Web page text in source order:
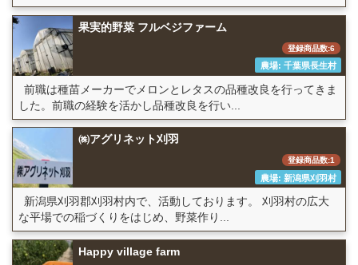
果実的野菜 フルベジファーム
登録商品数:6
農場: 千葉県長生村
前職は種苗メーカーでメロンとレタスの品種改良を行ってきま
した。前職の経験を活かし品種改良を行い...
㈱アグリネット刈羽
登録商品数:1
農場: 新潟県刈羽村
新潟県刈羽郡刈羽村内で、活動しております。 刈羽村の広大
な平場での稲づくりをはじめ、野菜作り...
Happy village farm